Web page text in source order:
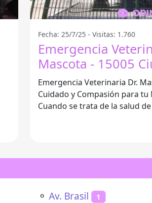
Fecha: 25/7/25 - Visitas: 1.760
Emergencia
Mascota - 15005
De La Costa
Emergencia Veterinaria Dr.
Cuidado y Compasión para tu
Cuando se trata de la salud
⚬ Av. Brasil 1